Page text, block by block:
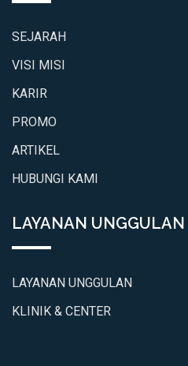
SEJARAH
VISI MISI
KARIR
PROMO
ARTIKEL
HUBUNGI KAMI
LAYANAN UNGGULAN
LAYANAN UNGGULAN
KLINIK & CENTER